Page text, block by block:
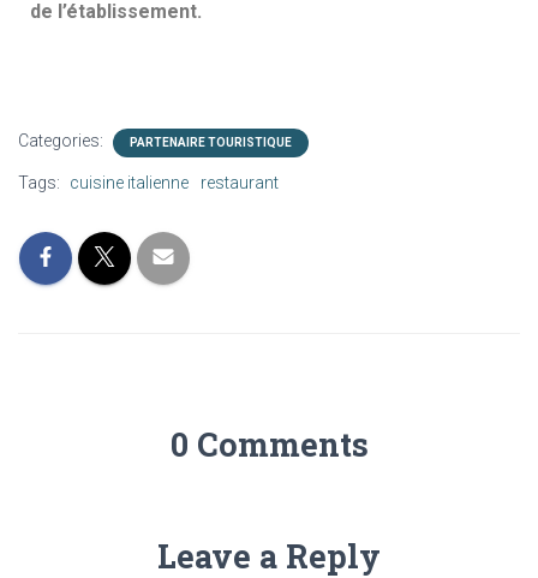
de l’établissement.
Categories: PARTENAIRE TOURISTIQUE
Tags: cuisine italienne restaurant
0 Comments
Leave a Reply